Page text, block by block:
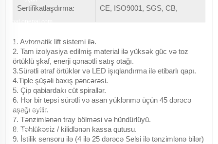
chat.openai.com
saytına daxil
olaraq, orada
aşağıdakı kimi
sorğu yarada
bilərsiniz: "Create
Sertifikatlaşdırma: CE, ISO9001, SGS, CB,
1. Avtomatik lift sistemi ilə.
2. Tam izolyasiya edilmiş material ilə yüksək güc və toz
örtüklü şkaf, enerji qənaətli satış otağı.
3.Sürətli ətraf örtüklər və LED işıqlandırma ilə etibarlı qapı.
4.Tiple şüşəli baxış pəncərəsi.
5. Çip qablardakı cüt spirallər.
6. Hər bir tepsi sürətli və asan yüklənmə üçün 45 dərəcə
aşağı əyilir.
7. Tənzimlənən tray bölməsi və hündürlüyü.
8. Təhlükəsiz / kilidlənən kassa qutusu.
9. İstilik sensoru ilə (4 ilə 25 dərəcə Selsi ilə tənzimlənə bilər)